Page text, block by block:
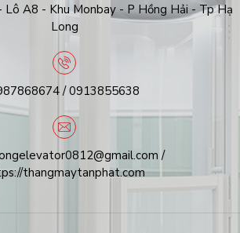
Lô A8 - Khu Monbay - P Hồng Hải - Tp Hạ
Long
/ 0913855638
/
thangmaytanphat.com